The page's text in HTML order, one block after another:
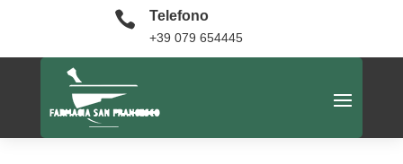
 Telefono
+39 079 654445